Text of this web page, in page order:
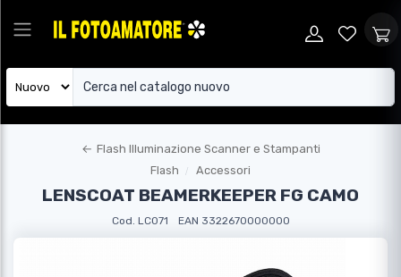
← Flash Illuminazione Scanner e Stampanti
Flash
Accessori
LENSCOAT BEAMERKEEPER FG CAMO
Cod. LC071 EAN 3322670000000